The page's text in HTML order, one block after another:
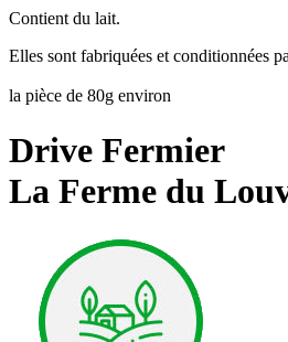
Contient du lait.
Elles sont fabriquées et conditionnées
la pièce de 80g environ
Drive Fermier
La Ferme du